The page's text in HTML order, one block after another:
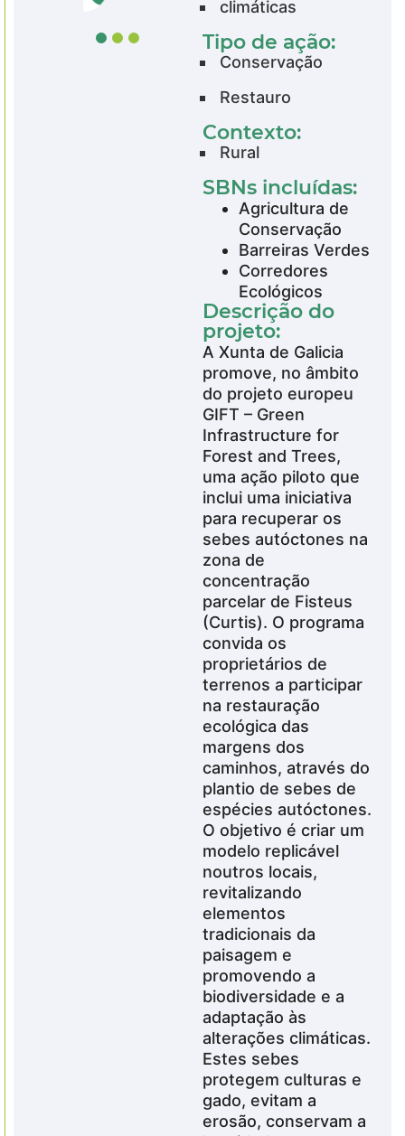
climáticas
Tipo de ação:
Conservação
Restauro
Contexto:
Rural
SBNs incluídas:
Agricultura de
Conservação
Barreiras Verdes
Corredores
Ecológicos
Descrição do
projeto:
A Xunta de Galicia
promove, no âmbito
do projeto europeu
GIFT – Green
Infrastructure for
Forest and Trees,
uma ação piloto que
inclui uma iniciativa
para recuperar os
sebes autóctones na
zona de
concentração
parcelar de Fisteus
(Curtis). O programa
convida os
proprietários de
terrenos a participar
na restauração
ecológica das
margens dos
caminhos, através do
plantio de sebes de
espécies autóctones.
O objetivo é criar um
modelo replicável
noutros locais,
revitalizando
elementos
tradicionais da
paisagem e
promovendo a
biodiversidade e a
adaptação às
alterações climáticas.
Estes sebes
protegem culturas e
gado, evitam a
erosão, conservam a